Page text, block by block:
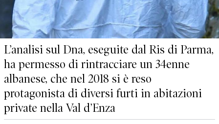
L’analisi sul Dna, eseguite dal Ris di Parma,
ha permesso di rintracciare un 34enne
albanese, che nel 2018 si è reso
protagonista di diversi furti in abitazioni
private nella Val d’Enza